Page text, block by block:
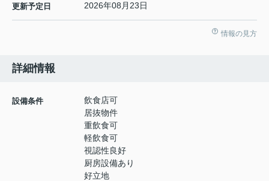
更新予定日 2026年08月23日
情報の見方
詳細情報
設備条件
飲食店可
居抜物件
重飲食可
軽飲食可
視認性良好
厨房設備あり
好立地